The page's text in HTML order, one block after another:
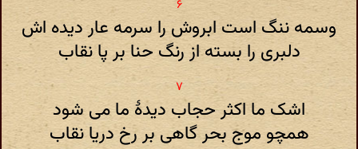
وسمه ننگ است ابروش را سرمه عار دیده اش
دلبری را بسته از رنگ حنا بر پا نقاب
اشک ما اکثر حجاب دیدهٔ ما می شود
همچو موج بحر گاهی بر رخ دریا نقاب